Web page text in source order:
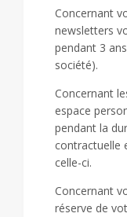
Concernant
newsletters
pendant 3
société).
Concernant
espace
pendant la
contractuelle
celle-ci.
Concernant
réserve de